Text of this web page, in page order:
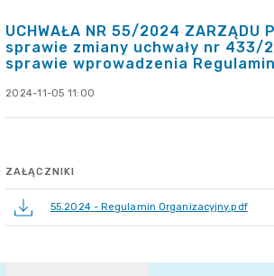
UCHWAŁA NR 55/2024 ZARZĄDU
sprawie zmiany uchwały nr 433/
sprawie wprowadzenia
2024-11-05 11:00
ZAŁĄCZNIKI
55.2024 - Regulamin Organizacyjny.pdf